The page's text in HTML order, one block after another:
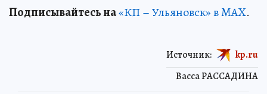
Подписывайтесь на«КП – Ульяновск» в MAX.
Васса РАССАДИНА
Источник: kp.ru